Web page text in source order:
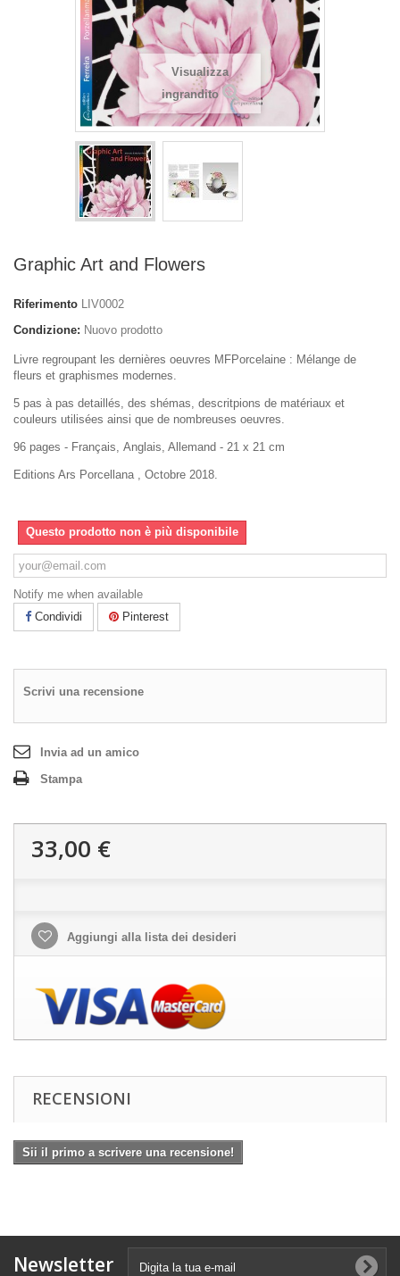
Visualizza
ingrandito
Graphic Art and Flowers
Riferimento LIV0002
Condizione: Nuovo prodotto
Livre regroupant les dernières oeuvres MFPorcelaine : Mélange de
fleurs et graphismes modernes.
5 pas à pas detaillés, des shémas, descritpions de matériaux et
couleurs utilisées ainsi que de nombreuses oeuvres.
96 pages - Français, Anglais, Allemand - 21 x 21 cm
Editions Ars Porcellana , Octobre 2018.
Questo prodotto non è più disponibile
Notify me when available
Condividi
Pinterest
Scrivi una recensione
Invia ad un amico
Stampa
33,00 €
Aggiungi alla lista dei desideri
RECENSIONI
Sii il primo a scrivere una recensione!
Newsletter